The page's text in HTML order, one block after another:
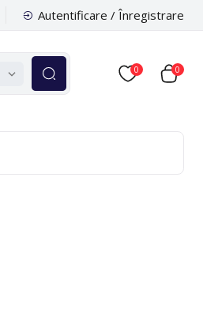
Autentificare / Înregistrare
0 0